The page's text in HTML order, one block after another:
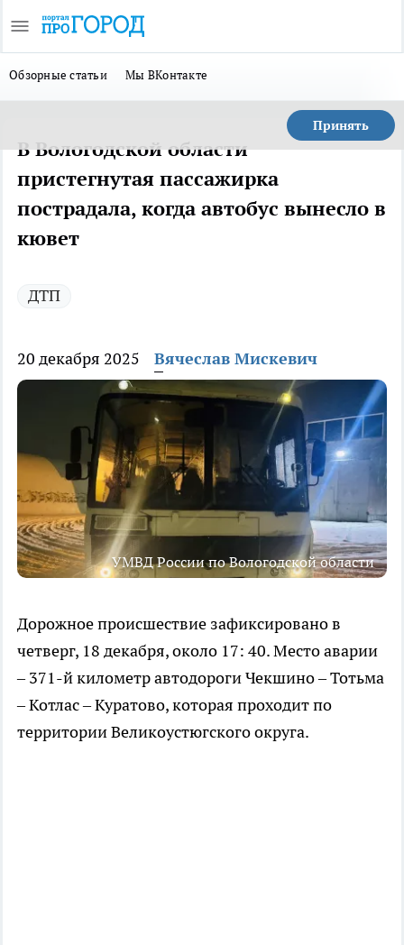
Обзорные статьи Мы ВКонтакте
Принять
В Вологодской области
пристегнутая пассажирка
пострадала, когда автобус вынесло в
кювет
ДТП
20 декабря 2025 Вячеслав Мискевич
УМВД России по Вологодской области
Дорожное происшествие зафиксировано в
четверг, 18 декабря, около 17: 40. Место аварии
– 371-й километр автодороги Чекшино – Тотьма
– Котлас – Куратово, которая проходит по
территории Великоустюгского округа.